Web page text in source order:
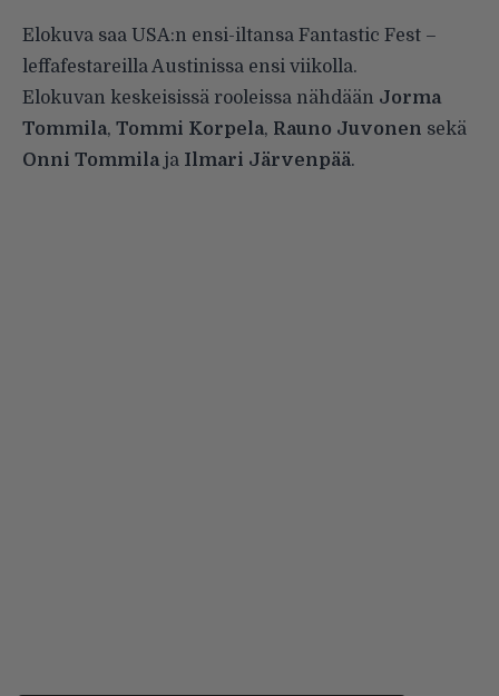
Elokuva saa USA:n ensi-iltansa Fantastic Fest –
leffafestareilla Austinissa ensi viikolla.
Elokuvan keskeisissä rooleissa nähdään Jorma
Tommila, Tommi Korpela, Rauno Juvonen sekä
Onni Tommila ja Ilmari Järvenpää.